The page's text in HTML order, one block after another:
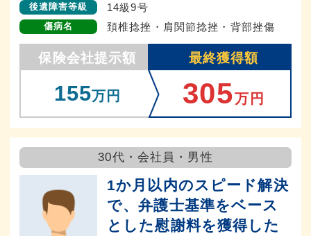
後遺障害等級 14級9号
傷病名 頚椎捻挫・肩関節捻挫・背部挫傷
保険会社提示額 最終獲得額
155万円 305万円
30代・会社員・男性
1か月以内のスピード解決
で、弁護士基準をベース
とした慰謝料を獲得した